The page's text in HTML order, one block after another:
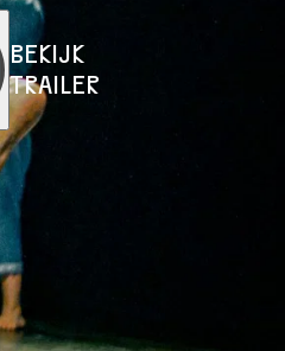
BEKIJK
TRAILER